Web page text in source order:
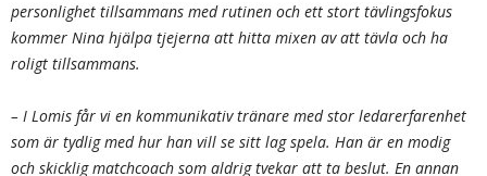
personlighet tillsammans med rutinen och ett stort tävlingsfokus
kommer Nina hjälpa tjejerna att hitta mixen av att tävla och ha
roligt tillsammans.
– I Lomis får vi en kommunikativ tränare med stor ledarerfarenhet
som är tydlig med hur han vill se sitt lag spela. Han är en modig
och skicklig matchcoach som aldrig tvekar att ta beslut. En annan